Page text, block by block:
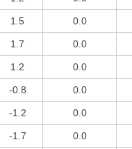
1.5 0.0
1.7 0.0
1.2 0.0
-0.8 0.0
-1.2 0.0
-1.7 0.0